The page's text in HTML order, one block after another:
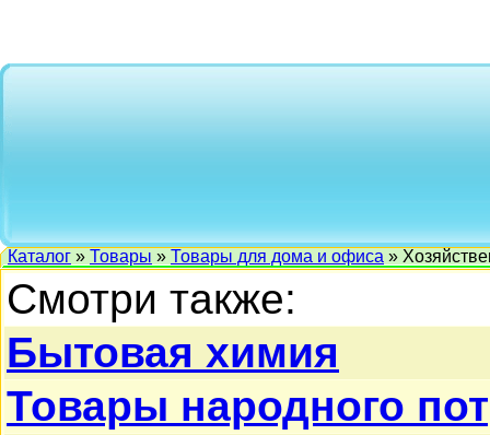
Каталог » Товары » Товары для дома и офиса »
Смотри также:
Бытовая химия
Товары народного